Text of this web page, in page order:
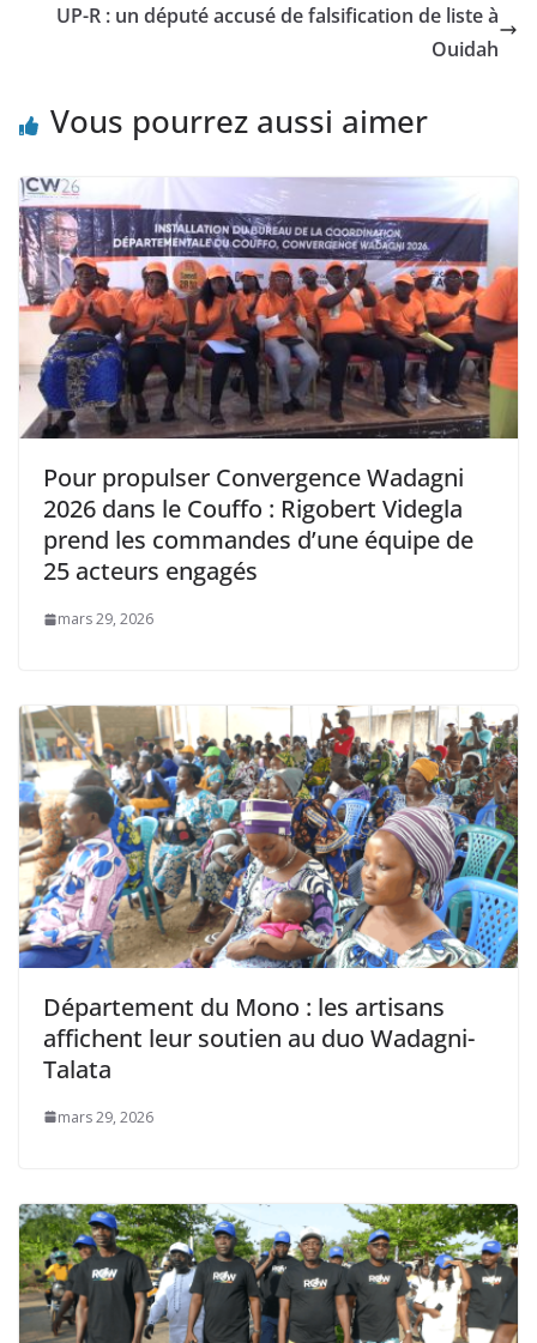
UP-R : un député accusé de falsification de liste à
Ouidah
Vous pourrez aussi aimer
‎Pour propulser Convergence Wadagni
2026 dans le Couffo : Rigobert Videgla
prend les commandes d’une équipe de
25 acteurs engagés
mars 29, 2026
‎Département du Mono : les artisans
affichent leur soutien au duo Wadagni-
Talata
mars 29, 2026